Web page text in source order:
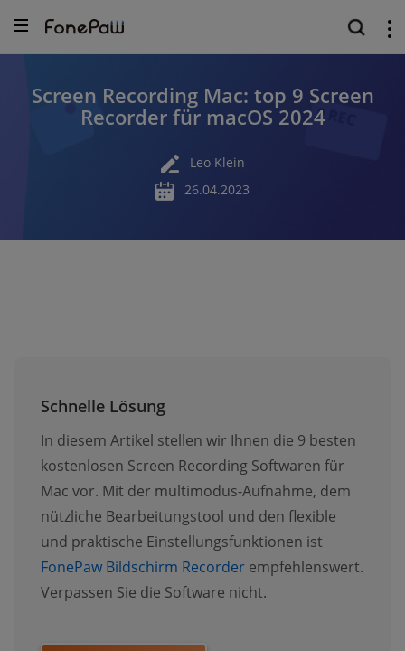
Screen Recording Mac: top 9 Screen
Recorder für macOS 2024
Leo Klein
26.04.2023
Schnelle Lösung
In diesem Artikel stellen wir Ihnen die 9 besten
kostenlosen Screen Recording Softwaren für
Mac vor. Mit der multimodus-Aufnahme, dem
nützliche Bearbeitungstool und den flexible
und praktische Einstellungsfunktionen ist
FonePaw Bildschirm Recorder empfehlenswert.
Verpassen Sie die Software nicht.